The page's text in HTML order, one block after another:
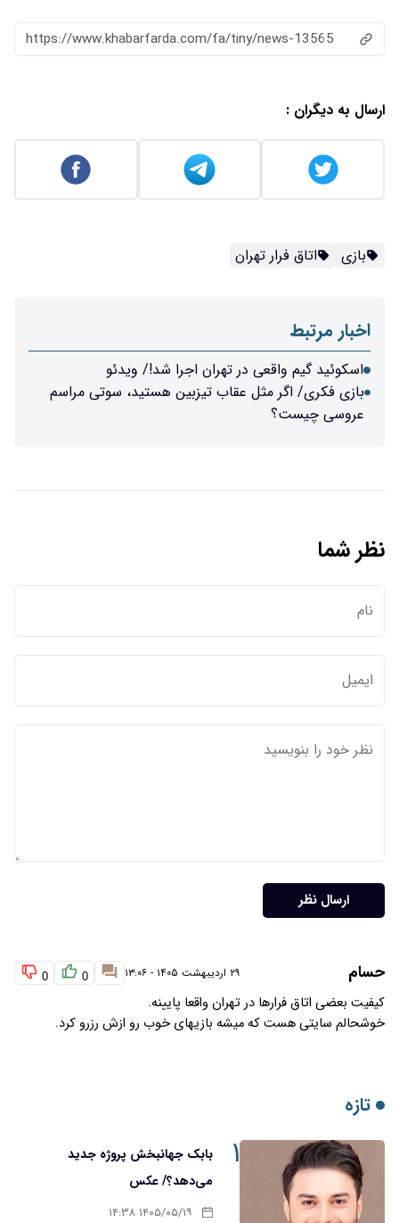
https://www.khabarfarda.com/fa/tiny/news-13565
ارسال به دیگران :
بازی اتاق فرار تهران
اخبار مرتبط
اسکوئید گیم واقعی در تهران اجرا شد!/ ویدئو
بازی فکری/ اگر مثل عقاب تیزبین هستید، سوتی مراسم
عروسی چیست؟
نظر شما
ارسال نظر
حسام ۲۹ اردیبهشت ۱۴۰۵ - ۱۳:۰۶ 0
0
کیفیت بعضی اتاق فرارها در تهران واقعا پایینه.
خوشحالم سایتی هست که میشه بازیهای خوب رو ازش رزرو کرد.
تازه
۱
بابک جهانبخش پروژه جدید
می‌دهد؟/ عکس
۱۴۰۵/۰۵/۱۹ ۱۴:۳۸